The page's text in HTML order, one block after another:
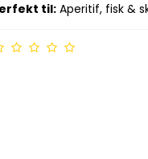
til:Aperitif, fisk &